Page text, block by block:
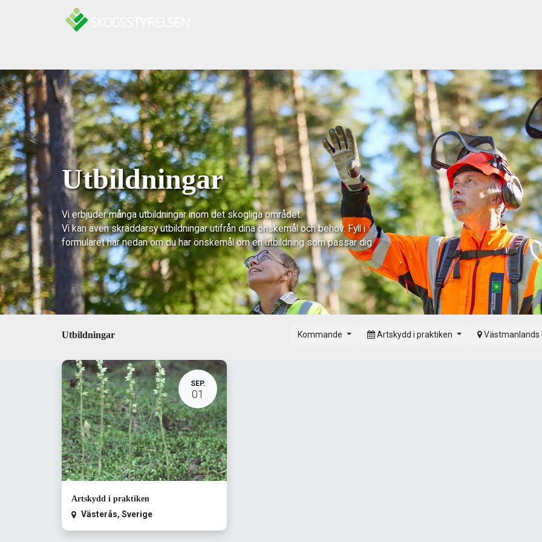
Utbildningar
Vi erbjuder många utbildningar inom det skogliga området.
Vi kan även skräddarsy utbildningar utifrån dina önskemål och behov. Fyll i
formuläret här nedan om du har önskemål om en utbildning som passar dig
Utbildningar Kommande Artskydd i praktiken
SEP.
01
Artskydd i praktiken
Västerås, Sverige